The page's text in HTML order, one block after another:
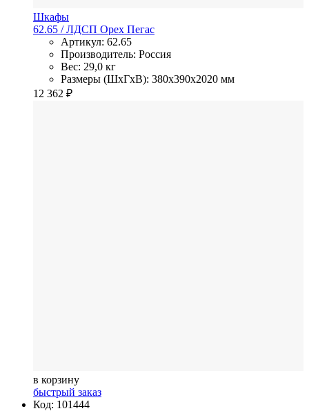
Шкафы
62.65 / ЛДСП Орех Пегас
Артикул: 62.65
Производитель: Россия
Вес: 29,0 кг
Размеры (ШхГхВ): 380x390x2020 мм
12 362 ₽
в корзину
быстрый заказ
Код: 101444